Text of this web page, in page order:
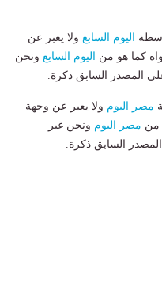
اليوم السابع ولا يعبر عن
كما هو من اليوم السابع ونحن
المصدر السابق ذكرة.
مصر اليوم ولا يعبر عن وجهة
من مصر اليوم ونحن غير
السابق ذكرة.